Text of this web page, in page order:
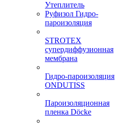
Утеплитель
Руфизол Гидро-
пароизоляция
STROTEX
супердиффузионная
мембрана
Гидро-пароизоляция
ONDUTISS
Пароизоляционная
пленка Döcke